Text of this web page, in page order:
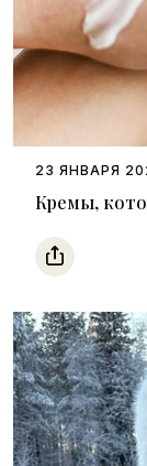
Кремы,
23 ЯНВАРЯ